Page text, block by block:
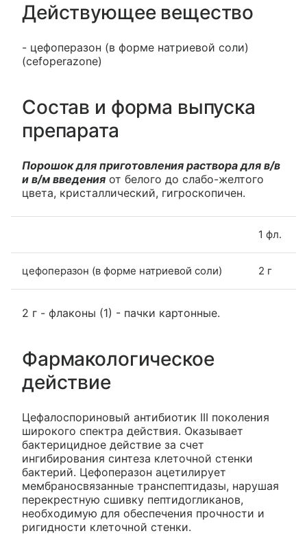
Действующее вещество
- цефоперазон (в форме натриевой соли)
(cefoperazone)
Состав и форма выпуска
препарата
Порошок для приготовления раствора для в/в
и в/м введения от белого до слабо-желтого
цвета, кристаллический, гигроскопичен.
1 фл.
цефоперазон (в форме натриевой соли) 2 г
2 г - флаконы (1) - пачки картонные.
Фармакологическое
действие
Цефалоспориновый антибиотик III поколения
широкого спектра действия. Оказывает
бактерицидное действие за счет
ингибирования синтеза клеточной стенки
бактерий. Цефоперазон ацетилирует
мембраносвязанные транспептидазы, нарушая
перекрестную сшивку пептидогликанов,
необходимую для обеспечения прочности и
ригидности клеточной стенки.